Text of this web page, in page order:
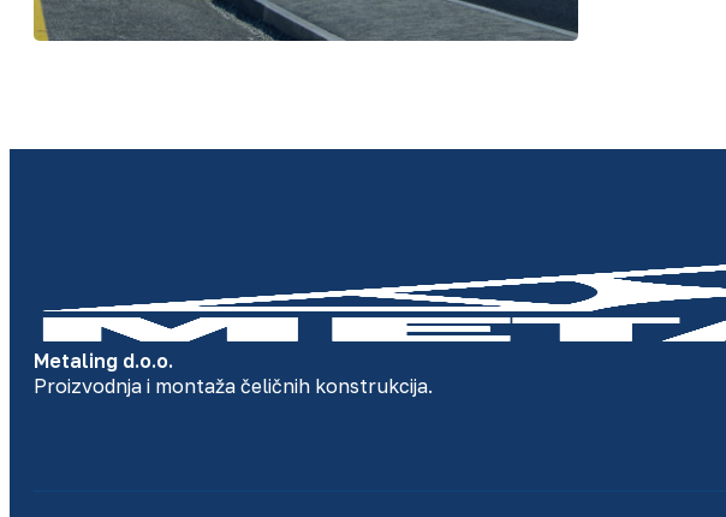
Metaling d.o.o.
Proizvodnja i montaža čeličnih konstrukcija.